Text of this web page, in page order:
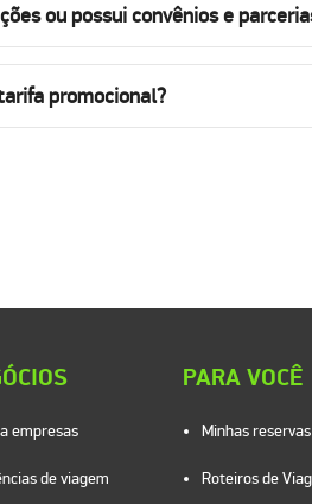
ou possui convênios e
promocional?
empresas
de viagem
PARA VOCÊ
Minhas reservas
Roteiros de